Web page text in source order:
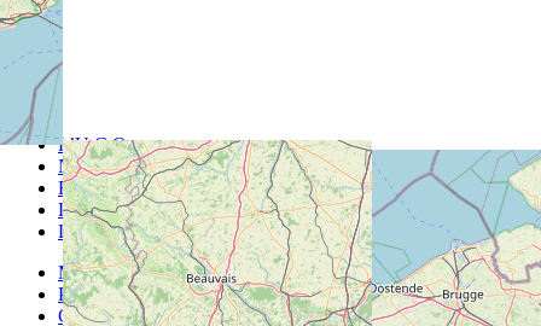
L’U.C.Q
Nos actions
Événements
Les comités de quartier
La vie des quartiers
Mentions légales
Plan du site
Contact